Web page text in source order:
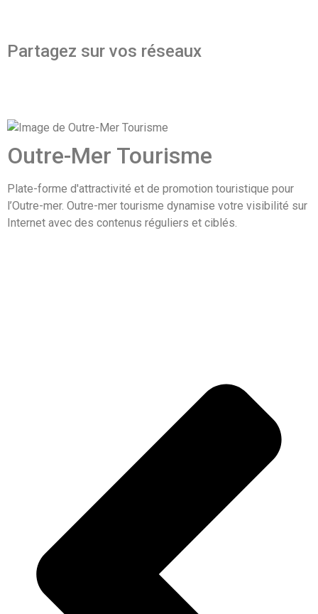
Partagez sur vos réseaux
Outre-Mer Tourisme
Plate-forme d'attractivité et de promotion touristique pour
l’Outre-mer. Outre-mer tourisme dynamise votre visibilité sur
Internet avec des contenus réguliers et ciblés.